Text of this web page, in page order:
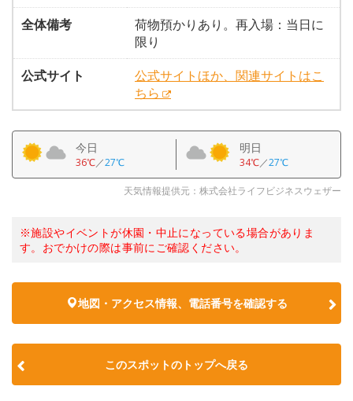
全体備考
荷物預かりあり。再入場：当日に
限り
公式サイト
公式サイトほか、関連サイトはこ
ちら
今日
36℃／27℃
明日
34℃／27℃
天気情報提供元：株式会社ライフビジネスウェザー
※施設やイベントが休園・中止になっている場合がありま
す。おでかけの際は事前にご確認ください。
地図・アクセス情報、電話番号を確認する
このスポットのトップへ戻る